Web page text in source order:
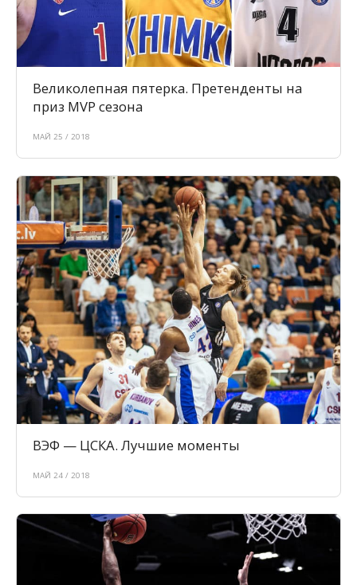
Великолепная пятерка. Претенденты на
приз MVP сезона
МАЙ 25 / 2018
ВЭФ — ЦСКА. Лучшие моменты
МАЙ 24 / 2018